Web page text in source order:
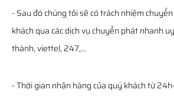
- Sau đó chúng tôi sẽ có trách nhiệm
khách qua các dịch vụ chuyển phát nhanh
thành, viettel, 247,...
- Thời gian nhận hàng của quý khách từ